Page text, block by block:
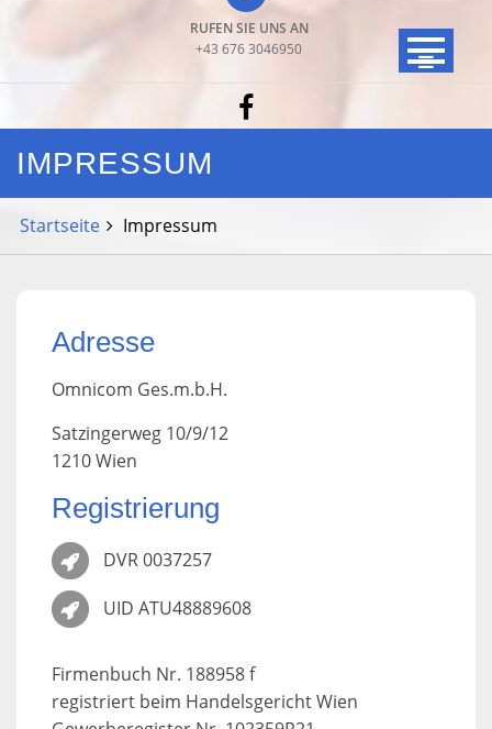
RUFEN SIE UNS AN
+43 676 3046950
IMPRESSUM
Startseite Impressum
Adresse
Omnicom Ges.m.b.H.
Satzingerweg 10/9/12
1210 Wien
Registrierung
DVR 0037257
UID ATU48889608
Firmenbuch Nr. 188958 f
registriert beim Handelsgericht Wien